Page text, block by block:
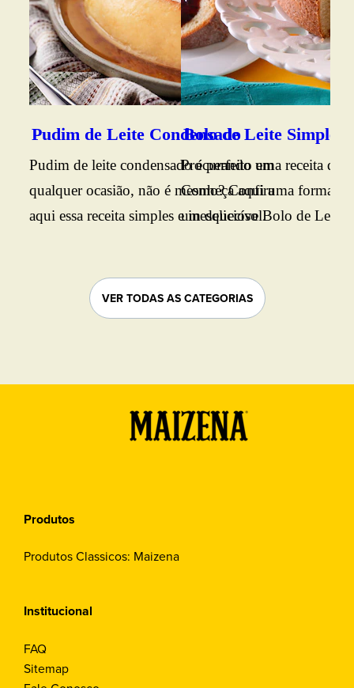
Pudim de Leite Condensado
Pudim de leite condensado é perfeito em
qualquer ocasião, não é mesmo? Confira
aqui essa receita simples e inesquecível.
Bolo de Leite Simples
Procurando uma receita de
Conheça aqui uma forma
um delicioso Bolo de Leite.
VER TODAS AS CATEGORIAS
Produtos
Produtos Classicos: Maizena
Institucional
FAQ
Sitemap